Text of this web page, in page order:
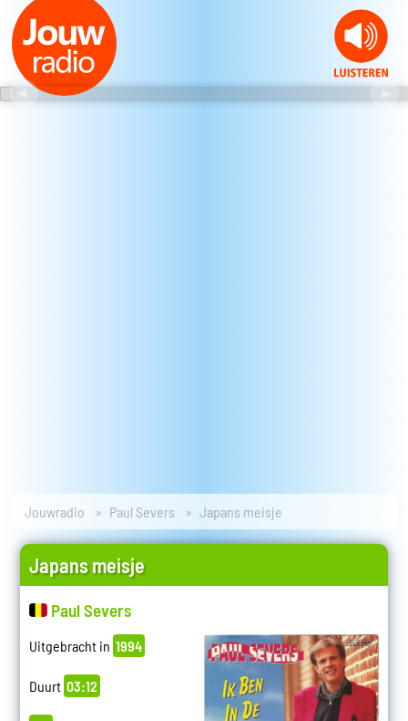
Jouwradio Paul Severs Japans meisje
Japans meisje
Paul Severs
Uitgebracht in 1994
Duurt 03:12